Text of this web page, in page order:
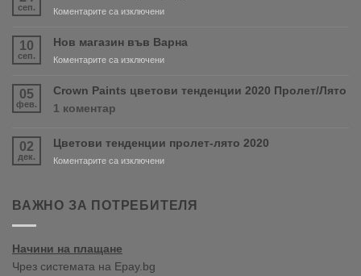
сеп. Коментарите са изключениза
продуктите
RONSEAL
PURDY!
10
сеп.
Нов магазин във Варна
Коментарите са изключениза
05
фев.
Crown Paints цветови тенденции 2020 Пролет/Лято
1 коментар
цветови
тенденции
Лято
02
дек.
Цветови тенденции пролет-лято 2020
Коментарите са изключениза
пролет-
ВАЖНО ЗА ПОТРЕБИТЕЛЯ
Начини на плащане
Чрез системата на Epay.bg